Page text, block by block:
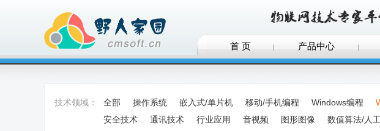
首 页 产品中心
技术领域： 全部 操作系统 嵌入式/单片机 移动/手机编程 Windows编程
安全技术
通讯技术 行业应用 音视频 图形图像 数值算法/人